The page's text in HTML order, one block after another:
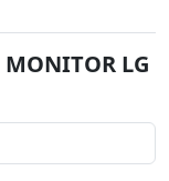
MONITOR LG